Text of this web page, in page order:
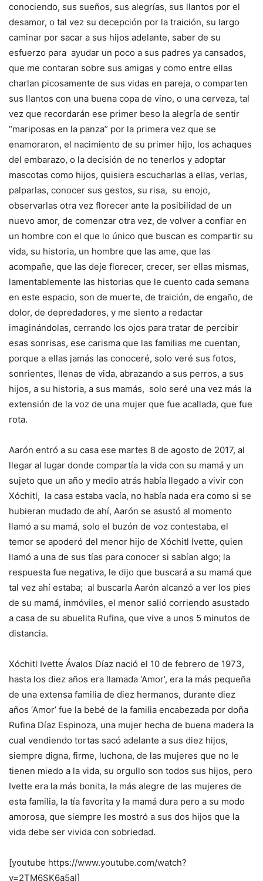
conociendo, sus sueños, sus alegrías, sus llantos por el
desamor, o tal vez su decepción por la traición, su largo
caminar por sacar a sus hijos adelante, saber de su
esfuerzo para ayudar un poco a sus padres ya cansados,
que me contaran sobre sus amigas y como entre ellas
charlan picosamente de sus vidas en pareja, o comparten
sus llantos con una buena copa de vino, o una cerveza, tal
vez que recordarán ese primer beso la alegría de sentir
“mariposas en la panza” por la primera vez que se
enamoraron, el nacimiento de su primer hijo, los achaques
del embarazo, o la decisión de no tenerlos y adoptar
mascotas como hijos, quisiera escucharlas a ellas, verlas,
palparlas, conocer sus gestos, su risa, su enojo,
observarlas otra vez florecer ante la posibilidad de un
nuevo amor, de comenzar otra vez, de volver a confiar en
un hombre con el que lo único que buscan es compartir su
vida, su historia, un hombre que las ame, que las
acompañe, que las deje florecer, crecer, ser ellas mismas,
lamentablemente las historias que le cuento cada semana
en este espacio, son de muerte, de traición, de engaño, de
dolor, de depredadores, y me siento a redactar
imaginándolas, cerrando los ojos para tratar de percibir
esas sonrisas, ese carisma que las familias me cuentan,
porque a ellas jamás las conoceré, solo veré sus fotos,
sonrientes, llenas de vida, abrazando a sus perros, a sus
hijos, a su historia, a sus mamás, solo seré una vez más la
extensión de la voz de una mujer que fue acallada, que fue
rota.
Aarón entró a su casa ese martes 8 de agosto de 2017, al
llegar al lugar donde compartía la vida con su mamá y un
sujeto que un año y medio atrás había llegado a vivir con
Xóchitl, la casa estaba vacía, no había nada era como si se
hubieran mudado de ahí, Aarón se asustó al momento
llamó a su mamá, solo el buzón de voz contestaba, el
temor se apoderó del menor hijo de Xóchitl Ivette, quien
llamó a una de sus tías para conocer si sabían algo; la
respuesta fue negativa, le dijo que buscará a su mamá que
tal vez ahí estaba; al buscarla Aarón alcanzó a ver los pies
de su mamá, inmóviles, el menor salió corriendo asustado
a casa de su abuelita Rufina, que vive a unos 5 minutos de
distancia.
Xóchitl Ivette Ávalos Díaz nació el 10 de febrero de 1973,
hasta los diez años era llamada ‘Amor’, era la más pequeña
de una extensa familia de diez hermanos, durante diez
años ‘Amor’ fue la bebé de la familia encabezada por doña
Rufina Díaz Espinoza, una mujer hecha de buena madera la
cual vendiendo tortas sacó adelante a sus diez hijos,
siempre digna, firme, luchona, de las mujeres que no le
tienen miedo a la vida, su orgullo son todos sus hijos, pero
Ivette era la más bonita, la más alegre de las mujeres de
esta familia, la tía favorita y la mamá dura pero a su modo
amorosa, que siempre les mostró a sus dos hijos que la
vida debe ser vivida con sobriedad.
[youtube https://www.youtube.com/watch?
v=2TM6SK6a5aI]